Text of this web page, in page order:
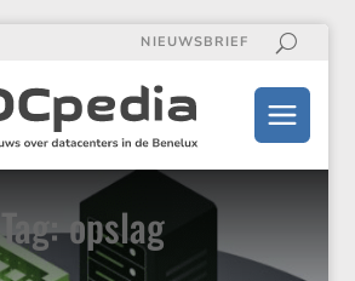
NIEUWSBRIEF
Tag: opslag